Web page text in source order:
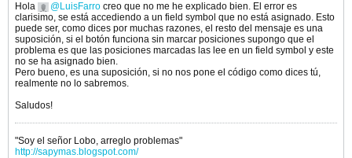
Hola LuisFarro creo que no me he explicado bien. El error es
clarisimo, se está accediendo a un field symbol que no está asignado. Esto
puede ser, como dices por muchas razones, el resto del mensaje es una
suposición, si el botón funciona sin marcar posiciones supongo que el
problema es que las posiciones marcadas las lee en un field symbol y este
no se ha asignado bien.
Pero bueno, es una suposición, si no nos pone el código como dices tú,
realmente no lo sabremos.
Saludos!
"Soy el señor Lobo, arreglo problemas"
http://sapymas.blogspot.com/